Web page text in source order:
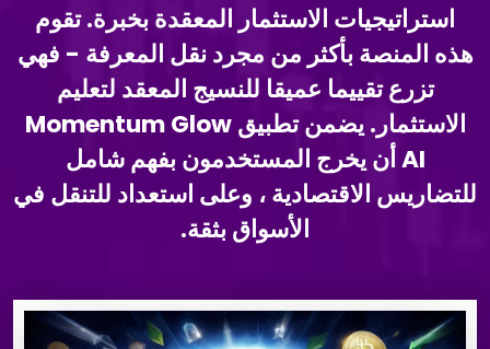
استراتيجيات الاستثمار المعقدة بخبرة. تقوم
هذه المنصة بأكثر من مجرد نقل المعرفة - فهي
تزرع تقييما عميقا للنسيج المعقد لتعليم
الاستثمار. يضمن تطبيق Momentum Glow
AI أن يخرج المستخدمون بفهم شامل
للتضاريس الاقتصادية ، وعلى استعداد للتنقل في
الأسواق بثقة.